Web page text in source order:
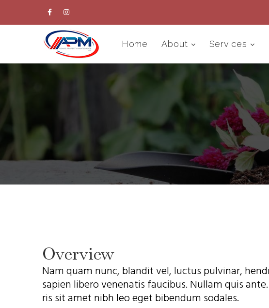
Home About Services
Overview
Nam quam nunc, blandit vel, luctus pulvinar,
sapien libero venenatis faucibus. Nullam quis
ris sit amet nibh leo eget bibendum sodales.